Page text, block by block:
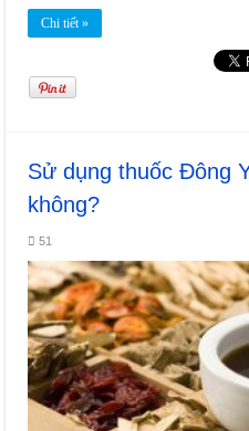
Chi tiết »
Sử dụng thuốc Đông
không?
51